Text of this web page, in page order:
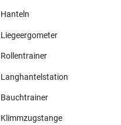
Hanteln
Liegeergometer
Rollentrainer
Langhantelstation
Bauchtrainer
Klimmzugstange